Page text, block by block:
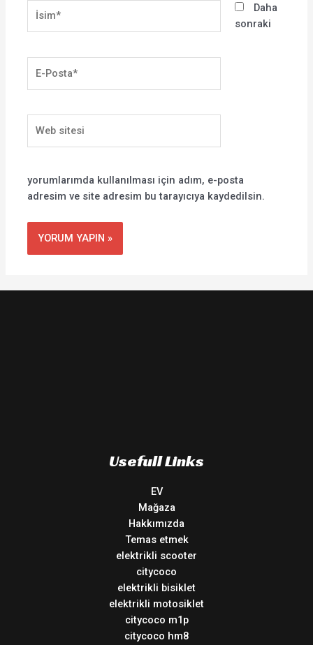
Posta*
sitesi
Daha
sonraki
yorumlarımda kullanılması için adım, e-posta
adresim ve site adresim bu tarayıcıya kaydedilsin.
Usefull Links
EV
Mağaza
Hakkımızda
Temas etmek
elektrikli scooter
citycoco
elektrikli bisiklet
elektrikli motosiklet
citycoco m1p
citycoco hm8